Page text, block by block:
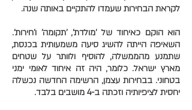
לקראת הבחירות שעמדו להתקיים באותה שנה.
הוא הוקם כאיחוד של 'מולדת', 'תקומה' ו'חירות'.
השאיפה הייתה להשיג סיעה משמעותית בכנסת,
שתמנע מהממשלה, להוסיף ולוותר על שטחים
מארץ ישראל. כלומר, היה זה איחוד לאומי ימני
בטחוני. בבחירות עצמן, הרשימה החדשה נכשלה
יחסית לציפיותיה וזכתה ב-4 מושבים בלבד.